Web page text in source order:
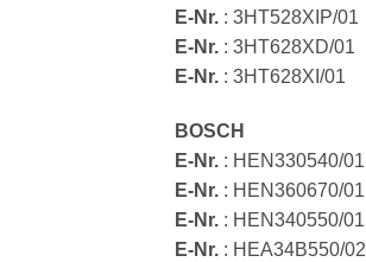
E-Nr. : 3HT528XIP/01
E-Nr. : 3HT628XD/01
E-Nr. : 3HT628XI/01
BOSCH
E-Nr. : HEN330540/01
E-Nr. : HEN360670/01
E-Nr. : HEN340550/01
E-Nr. : HEA34B550/02